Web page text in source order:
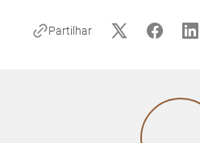
Partilhar